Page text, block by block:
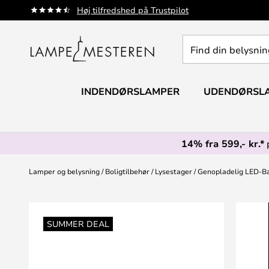
Høj tilfredshed på Trustpilot
Skip
to
din
INDENDØRSLAMPER
14% fra 599,- kr.*
Lamper og belysning Boligtilbehør Lysestager Genopladelig LED-
SUMMER DEAL